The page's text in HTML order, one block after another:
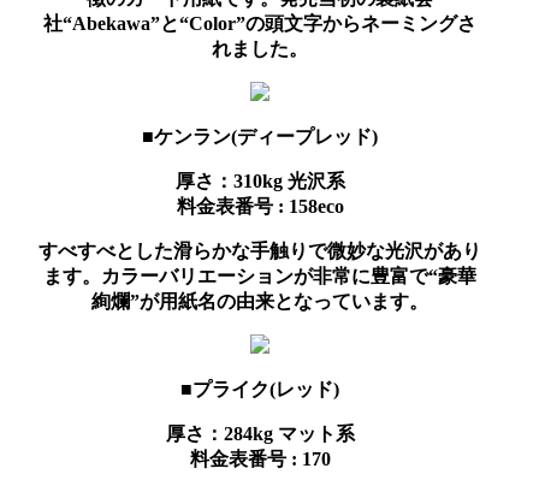
社“Abekawa”と“Color”の頭文字からネーミングさ
れました。
■ケンラン(ディープレッド)
厚さ：310kg 光沢系
料金表番号 : 158eco
すべすべとした滑らかな手触りで微妙な光沢があり
ます。カラーバリエーションが非常に豊富で“豪華
絢爛”が用紙名の由来となっています。
■プライク(レッド)
厚さ：284kg マット系
料金表番号 : 170